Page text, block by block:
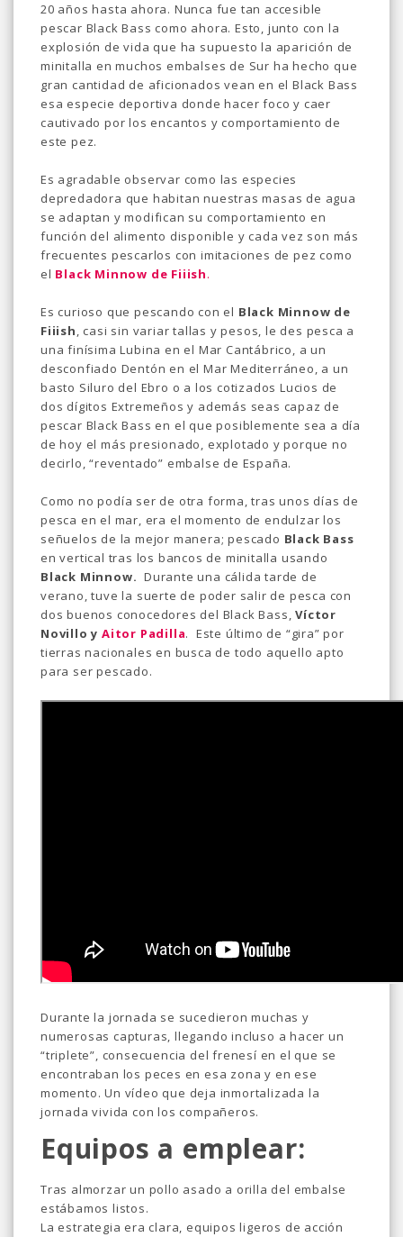
20 años hasta ahora. Nunca fue tan accesible
pescar Black Bass como ahora. Esto, junto con la
explosión de vida que ha supuesto la aparición de
minitalla en muchos embalses de Sur ha hecho que
gran cantidad de aficionados vean en el Black Bass
esa especie deportiva donde hacer foco y caer
cautivado por los encantos y comportamiento de
este pez.
Es agradable observar como las especies
depredadora que habitan nuestras masas de agua
se adaptan y modifican su comportamiento en
función del alimento disponible y cada vez son más
frecuentes pescarlos con imitaciones de pez como
el Black Minnow de Fiiish.
Es curioso que pescando con el Black Minnow de
Fiiish, casi sin variar tallas y pesos, le des pesca a
una finísima Lubina en el Mar Cantábrico, a un
desconfiado Dentón en el Mar Mediterráneo, a un
basto Siluro del Ebro o a los cotizados Lucios de
dos dígitos Extremeños y además seas capaz de
pescar Black Bass en el que posiblemente sea a día
de hoy el más presionado, explotado y porque no
decirlo, “reventado” embalse de España.
Como no podía ser de otra forma, tras unos días de
pesca en el mar, era el momento de endulzar los
señuelos de la mejor manera; pescado Black Bass
en vertical tras los bancos de minitalla usando
Black Minnow. Durante una cálida tarde de
verano, tuve la suerte de poder salir de pesca con
dos buenos conocedores del Black Bass,Víctor
Novillo y Aitor Padilla. Este último de “gira” por
tierras nacionales en busca de todo aquello apto
para ser pescado.
Durante la jornada se sucedieron muchas y
numerosas capturas, llegando incluso a hacer un
“triplete”, consecuencia del frenesí en el que se
encontraban los peces en esa zona y en ese
momento. Un vídeo que deja inmortalizada la
jornada vivida con los compañeros.
Equipos a emplear:
Tras almorzar un pollo asado a orilla del embalse
estábamos listos.
La estrategia era clara, equipos ligeros de acción